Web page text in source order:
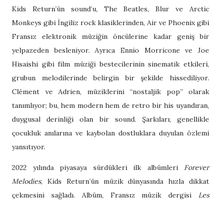
Kids Return’ün sound’u, The Beatles, Blur ve Arctic
Monkeys gibi İngiliz rock klasiklerinden, Air ve Phoenix gibi
Fransız elektronik müziğin öncülerine kadar geniş bir
yelpazeden besleniyor. Ayrıca Ennio Morricone ve Joe
Hisaishi gibi film müziği bestecilerinin sinematik etkileri,
grubun melodilerinde belirgin bir şekilde hissediliyor.
Clément ve Adrien, müziklerini “nostaljik pop” olarak
tanımlıyor; bu, hem modern hem de retro bir his uyandıran,
duygusal derinliği olan bir sound. Şarkıları, genellikle
çocukluk anılarına ve kaybolan dostluklara duyulan özlemi
yansıtıyor.
2022 yılında piyasaya sürdükleri ilk albümleri Forever
Melodies, Kids Return’ün müzik dünyasında hızla dikkat
çekmesini sağladı. Albüm, Fransız müzik dergisi Les